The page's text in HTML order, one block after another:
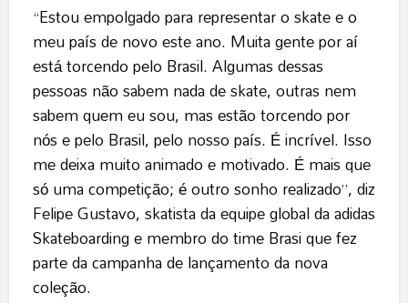
“Estou empolgado para representar o skate e o
meu país de novo este ano. Muita gente por aí
está torcendo pelo Brasil. Algumas dessas
pessoas não sabem nada de skate, outras nem
sabem quem eu sou, mas estão torcendo por
nós e pelo Brasil, pelo nosso país. É incrível. Isso
me deixa muito animado e motivado. É mais que
só uma competição; é outro sonho realizado”, diz
Felipe Gustavo, skatista da equipe global da adidas
Skateboarding e membro do time Brasi que fez
parte da campanha de lançamento da nova
coleção.